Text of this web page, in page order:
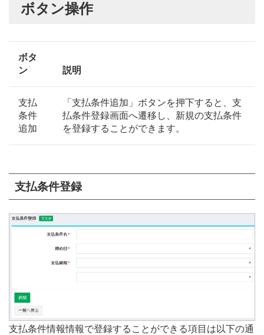
ボタン操作
ボタ
ン
説明
支払
条件
追加
「支払条件追加」ボタンを押下すると、支
払条件登録画面へ遷移し、新規の支払条件
を登録することができます。
支払条件登録
支払条件情報情報で登録することができる項目は以下の通